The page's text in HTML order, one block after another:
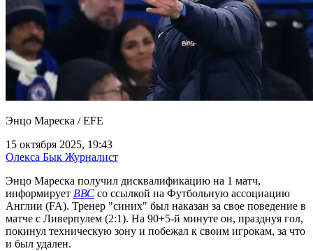
Энцо Мареска / EFE
15 октября 2025, 19:43
Олекса Бык Журналист
Энцо Мареска получил дисквалификацию на 1 матч,
информирует ВВС со ссылкой на Футбольную ассоциацию
Англии (FA). Тренер "синих" был наказан за свое поведение в
матче с Ливерпулем (2:1). На 90+5-й минуте он, празднуя гол,
покинул техническую зону и побежал к своим игрокам, за что
и был удален.